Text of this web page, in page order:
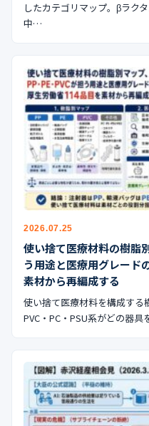
🇺🇸
したカテゴリマップ。βラク
中…
2026.07.25
使い捨て医療材料の樹脂
う用途と医療用グレード
素材から再編成する
使い捨て医療材料を構成する
PVC・PC・PSU系がどの器